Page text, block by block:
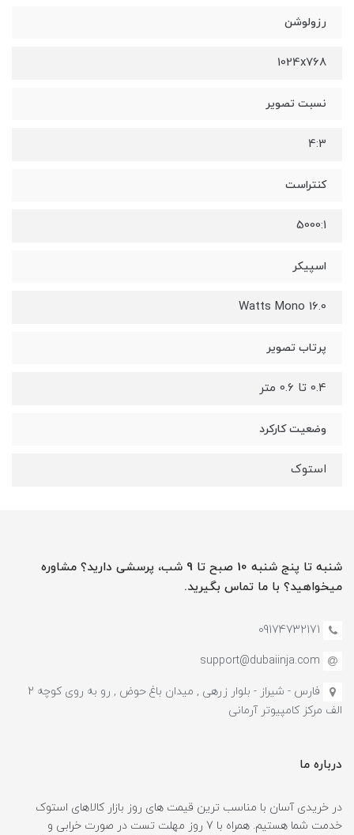
رزولوشن
1024x768
نسبت تصویر
4:3
کنتراست
5000:1
اسپیکر
16.0 Watts Mono
پرتاب تصویر
0.4 تا 0.6 متر
وضعیت کارکرد
استوک
شنبه تا پنج شنبه 10 صبح تا 9 شب، پرسشی دارید؟ مشاوره
میخواهید؟ با ما تماس بگیرید.
09174732171
support@dubaiinja.com
فارس - شیراز - بلوار زرهی , میدان باغ حوض , رو به روی کوچه 2
الف مرکز کامپیوتر آرمانی
درباره ما
در خریدی آسان با مناسب ترین قیمت های روز بازار کالاهای استوک
خدمت شما هستیم. همراه با 7 روز مهلت تست در صورت خرابی و